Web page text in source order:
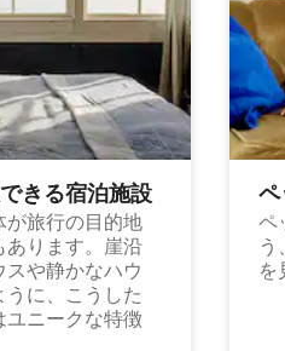
き⁠る宿⁠泊施⁠設
が旅行の目的地
あります。崖沿
スや静かなハウ
うに、こうした
ニークな特徴
ペ
を